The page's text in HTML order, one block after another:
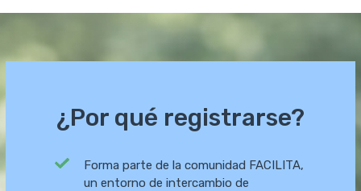
¿Por qué registrarse?
Forma parte de la comunidad FACILITA,
un entorno de intercambio de